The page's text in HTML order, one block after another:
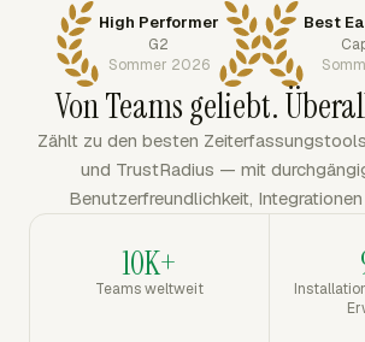
High Performer
G2
Sommer 2026
Best
Von Teams geliebt.
Zählt zu den besten
und TrustRadius — mit
Benutzerfreundlichkeit,
10K+
Teams weltweit